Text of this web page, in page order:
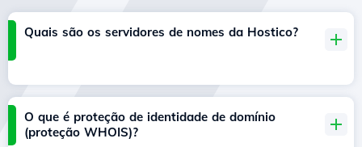
Quais são os servidores de nomes da Hostico?
O que é proteção de identidade de domínio
(proteção WHOIS)?